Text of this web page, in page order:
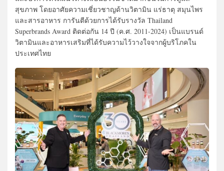
สุขภาพ โดยอาศัยความเชี่ยวชาญด้านวิตามิน แร่ธาตุ สมุนไพร
และสารอาหาร การันตีด้วยการได้รับรางวัล Thailand
Superbrands Award ติดต่อกัน 14 ปี (ค.ศ. 2011-2024) เป็นแบรนด์
วิตามินและอาหารเสริมที่ได้รับความไว้วางใจจากผู้บริโภคใน
ประเทศไทย